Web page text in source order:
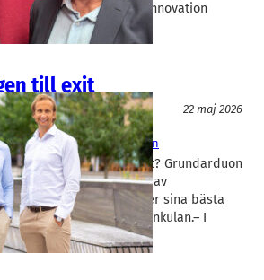
Malmöbolaget N P Innovation
dock med stark…
till exit
22 maj 2026
, Lejonkulan
Wennmo
, Nils Wilhelmsson
man en lyckad exit? Grundarduon
Eletive, som förvärvats av
Accell-KKR, ger sina bästa
ett specialavsnitt av Lejonkulan.– I